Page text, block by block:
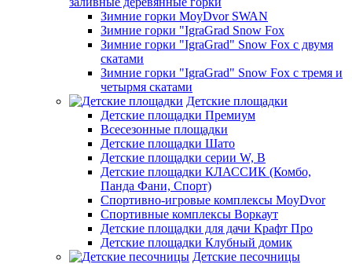
Зимние горки MoyDvor SWAN
Зимние горки "IgraGrad Snow Fox
Зимние горки "IgraGrad" Snow Fox с двумя
скатами
Зимние горки "IgraGrad" Snow Fox с тремя и
четырмя скатами
Детские площадки
Детские площадки Премиум
Всесезонные площадки
Детские площадки Шато
Детские площадки серии W, В
Детские площадки КЛАССИК (Комбо,
Панда Фани, Спорт)
Спортивно-игровые комплексы MoyDvor
Спортивные комплексы Воркаут
Детские площадки для дачи Крафт Про
Детские площадки Клубный домик
Детские песочницы